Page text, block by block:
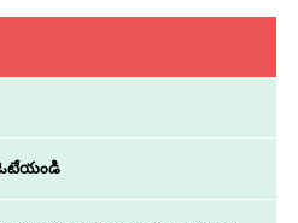
ఓటేయండి